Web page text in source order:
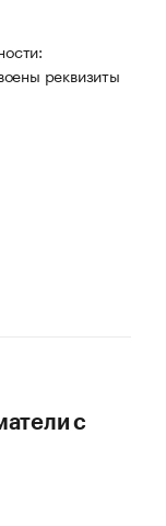
реквизиты
с